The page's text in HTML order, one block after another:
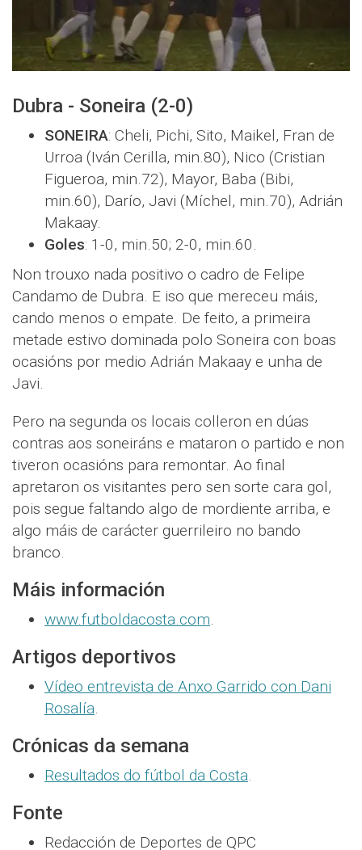
Dubra - Soneira (2-0)
SONEIRA: Cheli, Pichi, Sito, Maikel, Fran de
Urroa (Iván Cerilla, min.80), Nico (Cristian
Figueroa, min.72), Mayor, Baba (Bibi,
min.60), Darío, Javi (Míchel, min.70), Adrián
Makaay.
Goles: 1-0, min.50; 2-0, min.60.
Non trouxo nada positivo o cadro de Felipe
Candamo de Dubra. E iso que mereceu máis,
cando menos o empate. De feito, a primeira
metade estivo dominada polo Soneira con boas
ocasións por medio Adrián Makaay e unha de
Javi.
Pero na segunda os locais colleron en dúas
contras aos soneiráns e mataron o partido e non
tiveron ocasións para remontar. Ao final
apretaron os visitantes pero sen sorte cara gol,
pois segue faltando algo de mordiente arriba, e
algo máis de carácter guerrileiro no bando
branco.
Máis información
www.futboldacosta.com.
Artigos deportivos
Vídeo entrevista de Anxo Garrido con Dani
Rosalía.
Crónicas da semana
Resultados do fútbol da Costa.
Fonte
Redacción de Deportes de QPC